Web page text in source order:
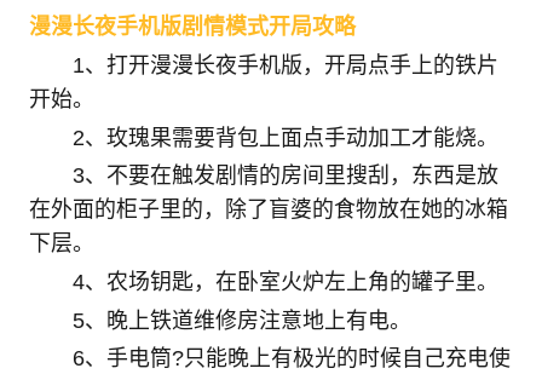
漫漫长夜手机版剧情模式开局攻略
1、打开漫漫长夜手机版，开局点手上的铁片
开始。
2、玫瑰果需要背包上面点手动加工才能烧。
3、不要在触发剧情的房间里搜刮，东西是放
在外面的柜子里的，除了盲婆的食物放在她的冰箱
下层。
4、农场钥匙，在卧室火炉左上角的罐子里。
5、晚上铁道维修房注意地上有电。
6、手电筒?只能晚上有极光的时候自己充电使